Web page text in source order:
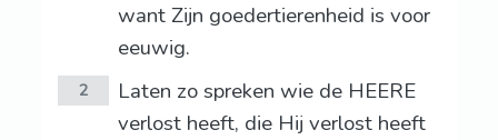
want Zijn goedertierenheid is voor
eeuwig.
2
Laten zo spreken wie de HEERE
verlost heeft, die Hij verlost heeft